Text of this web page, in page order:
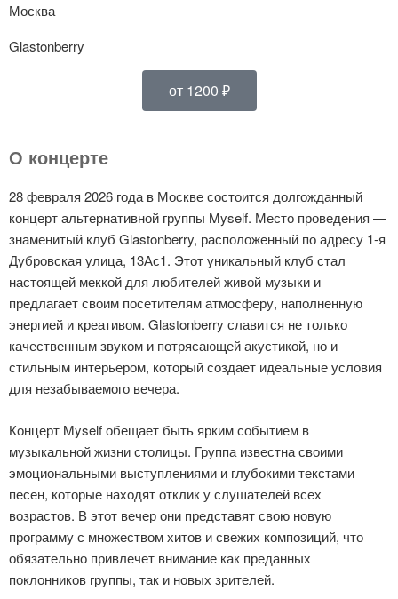
Москва
Glastonberry
от 1200 ₽
О концерте
28 февраля 2026 года в Москве состоится долгожданный
концерт альтернативной группы Myself. Место проведения —
знаменитый клуб Glastonberry, расположенный по адресу 1-я
Дубровская улица, 13Ас1. Этот уникальный клуб стал
настоящей меккой для любителей живой музыки и
предлагает своим посетителям атмосферу, наполненную
энергией и креативом. Glastonberry славится не только
качественным звуком и потрясающей акустикой, но и
стильным интерьером, который создает идеальные условия
для незабываемого вечера.
Концерт Myself обещает быть ярким событием в
музыкальной жизни столицы. Группа известна своими
эмоциональными выступлениями и глубокими текстами
песен, которые находят отклик у слушателей всех
возрастов. В этот вечер они представят свою новую
программу с множеством хитов и свежих композиций, что
обязательно привлечет внимание как преданных
поклонников группы, так и новых зрителей.